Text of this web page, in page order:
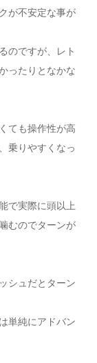
が不安定な事が
のですが、レト
ったりとなかな
ても操作性が高
乗りやすくなっ
で実際に頭以上
むのでターンが
シュだとターン
単純にアドバン